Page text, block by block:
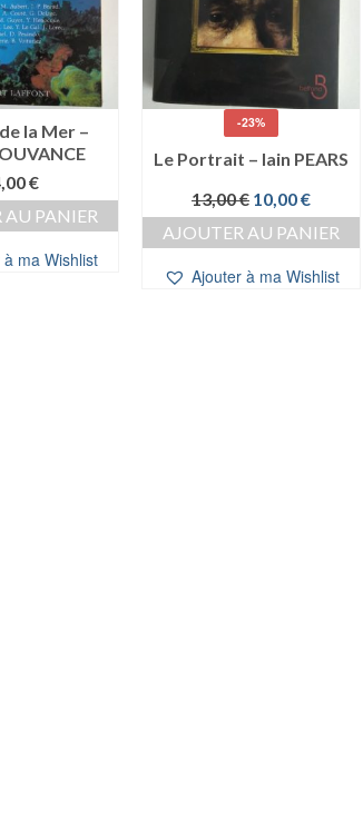
la Mer –
€
AU PANIER
ma Wishlist
-23%
Le Portrait – Iain PEARS
13,00€ Le
prix
initial
13,00 €.
10,00€Le
prix
actuel
10,00 €.
AJOUTER AU PANIER
Ajouter à ma Wishlist